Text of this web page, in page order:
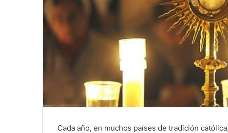
Cada año, en muchos países de tradición